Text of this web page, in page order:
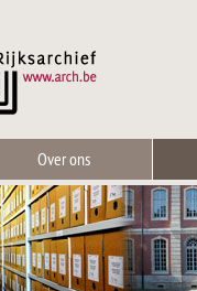
Over ons